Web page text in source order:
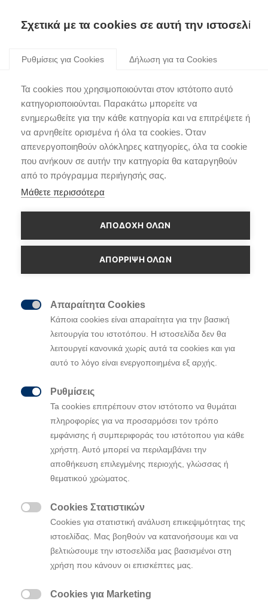
Σχετικά με τα cookies σε αυτή την ιστοσελίδα
Ρυθμίσεις για Cookies Δήλωση για τα Cookies
Τα cookies που χρησιμοποιούνται στον ιστότοπο αυτό
κατηγοριοποιούνται. Παρακάτω μπορείτε να
ενημερωθείτε για την κάθε κατηγορία και να επιτρέψετε ή
να αρνηθείτε ορισμένα ή όλα τα cookies. Όταν
απενεργοποιηθούν ολόκληρες κατηγορίες, όλα τα cookie
που ανήκουν σε αυτήν την κατηγορία θα καταργηθούν
από το πρόγραμμα περιήγησής σας.
Μάθετε περισσότερα
ΑΠΟΔΟΧΗ ΟΛΩΝ
ΑΠΌΡΡΙΨΗ ΌΛΩΝ
Απαραίτητα Cookies
Κάποια cookies είναι απαραίτητα για την βασική
λειτουργία του ιστοτόπου. Η ιστοσελίδα δεν θα
λειτουργεί κανονικά χωρίς αυτά τα cookies και για
αυτό το λόγο είναι ενεργοποιημένα εξ αρχής.
Ρυθμίσεις
Ta cookies επιτρέπουν στον ιστότοπο να θυμάται
πληροφορίες για να προσαρμόσει τον τρόπο
εμφάνισης ή συμπεριφοράς του ιστότοπου για κάθε
χρήστη. Αυτό μπορεί να περιλαμβάνει την
αποθήκευση επιλεγμένης περιοχής, γλώσσας ή
θεματικού χρώματος.
Cookies Στατιστικών
Cookies για στατιστική ανάλυση επικεψιμότητας της
ιστοελίδας. Μας βοηθούν να κατανοήσουμε και να
βελτιώσουμε την ιστοσελίδα μας βασισμένοι στη
χρήση που κάνουν οι επισκέπτες μας.
Cookies για Marketing